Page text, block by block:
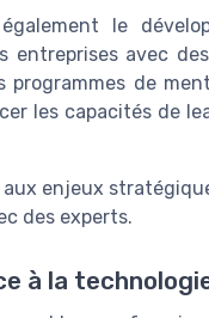
le
entreprises avec
programmes de
les capacités de
enjeux
des experts.
à la